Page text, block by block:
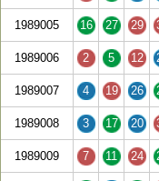
1989005 16 27 29
1989006 2 5 12
1989007 4 19 26
1989008 3 17 20
1989009 7 11 24